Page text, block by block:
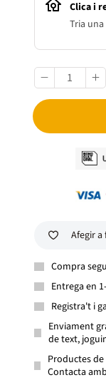
Clica i
Tria
Afegir
Compra
Entrega en
Registra't i
Enviament
de text,
Productes
Contacta